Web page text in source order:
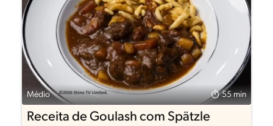
Médio 55 min
Receita de Goulash com Spätzle